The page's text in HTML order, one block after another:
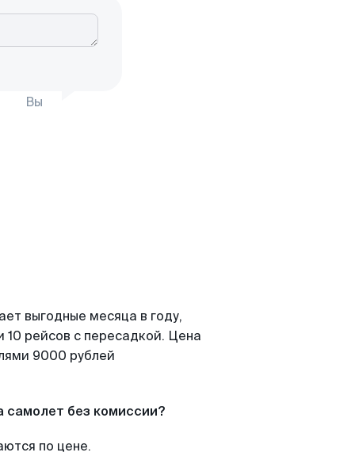
Вы
выгодные месяца в году,
рейсов с пересадкой. Цена
9000 рублей
самолет без комиссии?
по цене.